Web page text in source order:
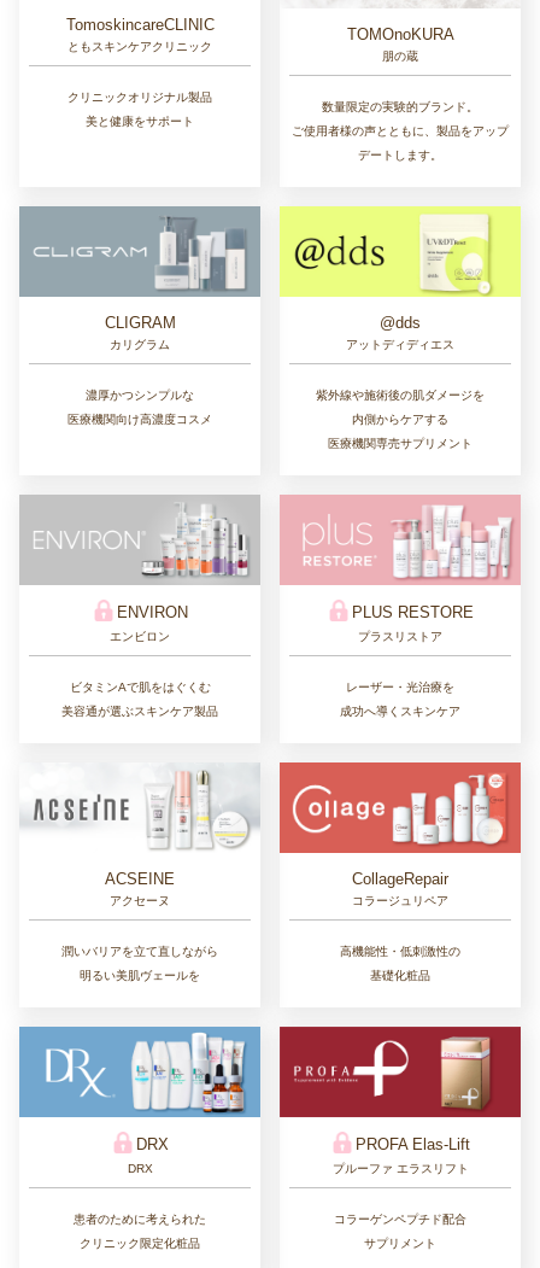
TomoskincareCLINIC
ともスキンケアクリニック
クリニックオリジナル製品
美と健康をサポート
TOMOnoKURA
朋の蔵
数量限定の実験的ブランド。
ご使用者様の声とともに、製品をアップ
デートします。
CLIGRAM
カリグラム
濃厚かつシンプルな
医療機関向け高濃度コスメ
@dds
アットディディエス
紫外線や施術後の肌ダメージを
内側からケアする
医療機関専売サプリメント
ENVIRON
エンビロン
ビタミンAで肌をはぐくむ
美容通が選ぶスキンケア製品
PLUS RESTORE
プラスリストア
レーザー・光治療を
成功へ導くスキンケア
ACSEINE
アクセーヌ
潤いバリアを立て直しながら
明るい美肌ヴェールを
CollageRepair
コラージュリペア
高機能性・低刺激性の
基礎化粧品
DRX
DRX
患者のために考えられた
クリニック限定化粧品
PROFA Elas-Lift
プルーファ エラスリフト
コラーゲンペプチド配合
サプリメント